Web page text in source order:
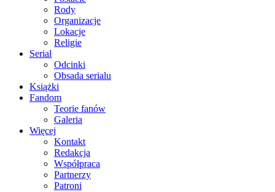
Rody
Organizacje
Lokacje
Religie
Serial
Odcinki
Obsada serialu
Książki
Fandom
Teorie fanów
Galeria
Więcej
Kontakt
Redakcja
Współpraca
Partnerzy
Patroni